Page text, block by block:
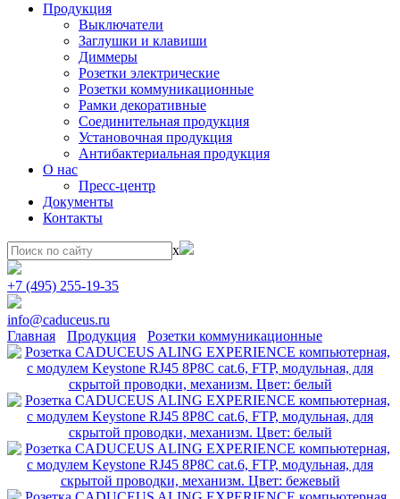
Продукция
Выключатели
Заглушки и клавиши
Диммеры
Розетки электрические
Розетки коммуникационные
Рамки декоративные
Соединительная продукция
Установочная продукция
Антибактериальная продукция
О нас
Пресс-центр
Документы
Контакты
x
+7 (495) 255-19-35
info@caduceus.ru
Главная
Продукция Розетки коммуникационные